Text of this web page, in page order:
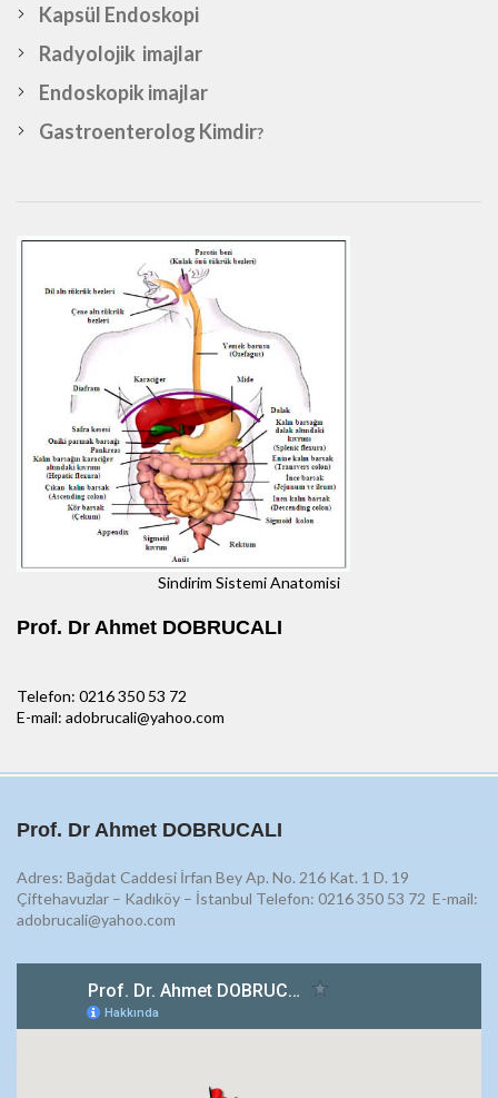
Kapsül Endoskopi
Radyolojik imajlar
Endoskopik imajlar
Gastroenterolog Kimdir?
Sindirim Sistemi Anatomisi
Prof. Dr Ahmet DOBRUCALI
Telefon: 0216 350 53 72
E-mail: adobrucali@yahoo.com
Prof. Dr Ahmet DOBRUCALI
Adres: Bağdat Caddesi İrfan Bey Ap. No. 216 Kat. 1 D. 19
Çiftehavuzlar – Kadıköy – İstanbul Telefon: 0216 350 53 72 E-mail:
adobrucali@yahoo.com